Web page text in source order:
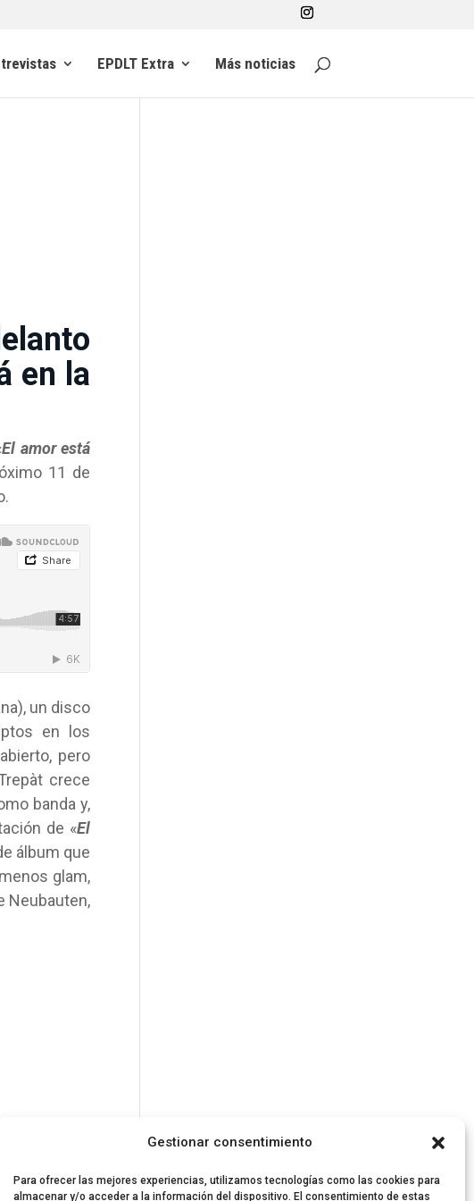
Gestionar consentimiento
Para ofrecer las mejores experiencias, utilizamos tecnologías como las cookies para
almacenar y/o acceder a la información del dispositivo. El consentimiento de estas
EPDLT Extra Más noticias
en la
El amor está
11 de
un disco
en los
pero
crece
banda y,
de «El
álbum que
glam,
Neubauten,